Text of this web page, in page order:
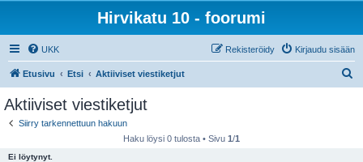
Hirvikatu 10 - foorumi
UKK Kirjaudu sisään
Rekisteröidy
Etusivu Etsi Aktiiviset viestiketjut
Aktiiviset viestiketjut
Siirry tarkennettuun hakuun
Haku löysi 0 tulosta • Sivu 1/1
Ei löytynyt.